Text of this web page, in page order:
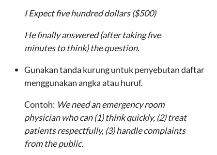
I Expect five hundred dollars ($500)
He finally answered (after taking five
minutes to think) the question.
Gunakan tanda kurung untuk penyebutan daftar
menggunakan angka atau huruf.
Contoh: We need an emergency room
physician who can (1) think quickly, (2) treat
patients respectfully, (3) handle complaints
from the public.